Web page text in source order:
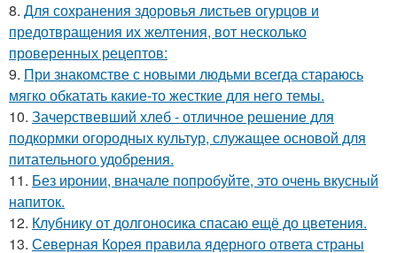
8. Для сохранения здоровья листьев огурцов и
предотвращения их желтения, вот несколько
проверенных рецептов:
9. При знакомстве с новыми людьми всегда стараюсь
мягко обкатать какие-то жесткие для него темы.
10. Зачерствевший хлеб - отличное решение для
подкормки огородных культур, служащее основой для
питательного удобрения.
11. Без иронии, вначале попробуйте, это очень вкусный
напиток.
12. Клубнику от долгоносика спасаю ещё до цветения.
13. Северная Корея правила ядерного ответа страны